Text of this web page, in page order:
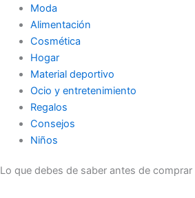
Moda
Alimentación
Cosmética
Hogar
Material deportivo
Ocio y entretenimiento
Regalos
Consejos
Niños
Lo que debes de saber antes de